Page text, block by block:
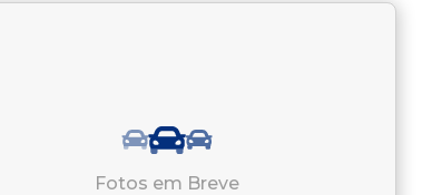
Fotos em Breve